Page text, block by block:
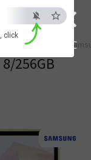
×
ESC
click
Samsung
256GB